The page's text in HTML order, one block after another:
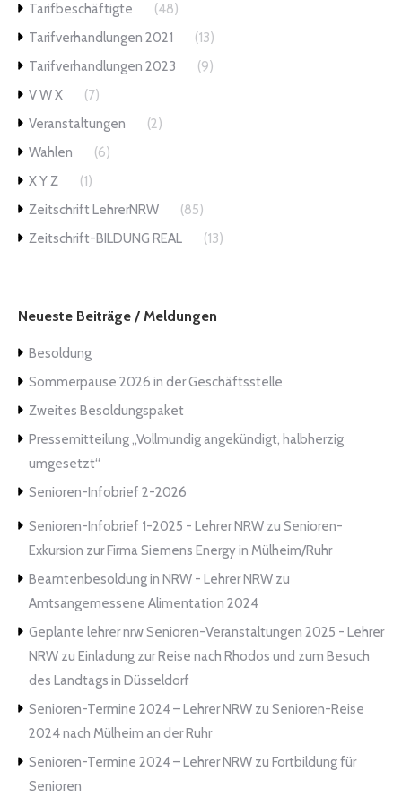
Tarifbeschäftigte
(48)
Tarifverhandlungen 2021
(13)
Tarifverhandlungen 2023
(9)
V W X
(7)
Veranstaltungen
(2)
Wahlen
(6)
X Y Z
(1)
Zeitschrift LehrerNRW
(85)
Zeitschrift-BILDUNG REAL
(13)
Neueste Beiträge / Meldungen
Besoldung
Sommerpause 2026 in der Geschäftsstelle
Zweites Besoldungspaket
Pressemitteilung „Vollmundig angekündigt, halbherzig
umgesetzt“
Senioren-Infobrief 2-2026
Senioren-Infobrief 1-2025 - Lehrer NRW zu Senioren-
Exkursion zur Firma Siemens Energy in Mülheim/Ruhr
Beamtenbesoldung in NRW - Lehrer NRW zu
Amtsangemessene Alimentation 2024
Geplante lehrer nrw Senioren-Veranstaltungen 2025 - Lehrer
NRW zu Einladung zur Reise nach Rhodos und zum Besuch
des Landtags in Düsseldorf
Senioren-Termine 2024 – Lehrer NRW zu Senioren-Reise
2024 nach Mülheim an der Ruhr
Senioren-Termine 2024 – Lehrer NRW zu Fortbildung für
Senioren